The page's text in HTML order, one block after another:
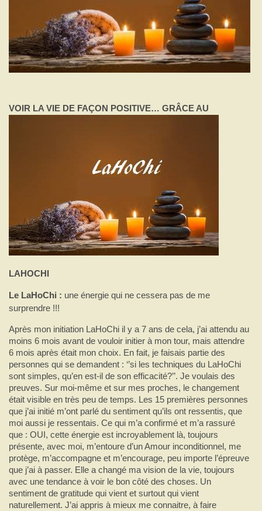
VOIR LA VIE DE FAÇON POSITIVE… GRÂCE AU
LAHOCHI
Le LaHoChi : une énergie qui ne cessera pas de me
surprendre !!!
Après mon initiation LaHoChi il y a 7 ans de cela, j’ai attendu au
moins 6 mois avant de vouloir initier à mon tour, mais attendre
6 mois après était mon choix. En fait, je faisais partie des
personnes qui se demandent : ‘’si les techniques du LaHoChi
sont simples, qu’en est-il de son efficacité?’’. Je voulais des
preuves. Sur moi-même et sur mes proches, le changement
était visible en très peu de temps. Les 15 premières personnes
que j’ai initié m’ont parlé du sentiment qu’ils ont ressentis, que
moi aussi je ressentais. Ce qui m’a confirmé et m’a rassuré
que : OUI, cette énergie est incroyablement là, toujours
présente, avec moi, m’entoure d’un Amour inconditionnel, me
protège, m’accompagne et m’encourage, peu importe l’épreuve
que j’ai à passer. Elle a changé ma vision de la vie, toujours
avec une tendance à voir le bon côté des choses. Un
sentiment de gratitude qui vient et surtout qui vient
naturellement. J’ai appris à mieux me connaitre, à faire